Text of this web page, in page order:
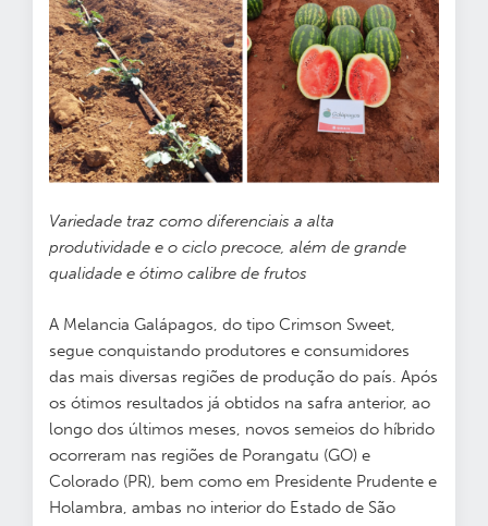
Variedade traz como diferenciais a alta
produtividade e o ciclo precoce, além de grande
qualidade e ótimo calibre de frutos
A Melancia Galápagos, do tipo Crimson Sweet,
segue conquistando produtores e consumidores
das mais diversas regiões de produção do país. Após
os ótimos resultados já obtidos na safra anterior, ao
longo dos últimos meses, novos semeios do híbrido
ocorreram nas regiões de Porangatu (GO) e
Colorado (PR), bem como em Presidente Prudente e
Holambra, ambas no interior do Estado de São